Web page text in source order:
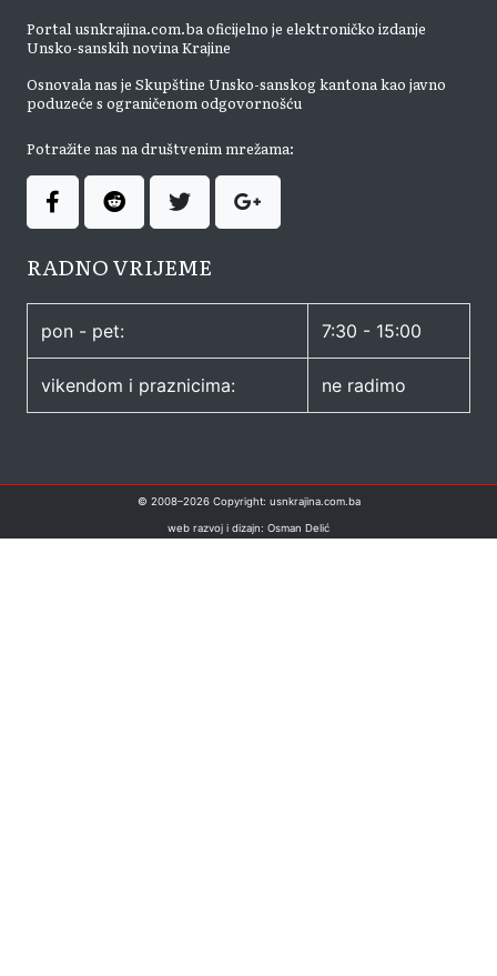
Portal usnkrajina.com.ba oficijelno je elektroničko izdanje
Unsko-sanskih novina Krajine
Osnovala nas je Skupštine Unsko-sanskog kantona kao javno
poduzeće s ograničenom odgovornošću
Potražite nas na društvenim mrežama:
RADNO VRIJEME
pon - pet: 7:30 - 15:00
vikendom i praznicima: ne radimo
© 2008–2026Copyright: usnkrajina.com.ba
web razvoj i dizajn: Osman Delić